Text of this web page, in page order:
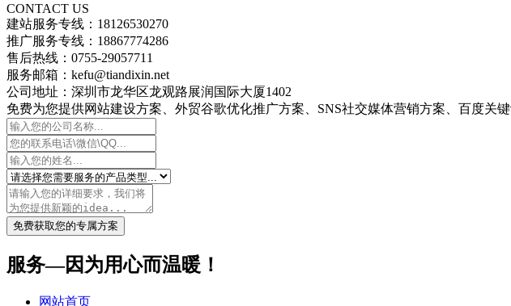
CONTACT US
建站服务专线：18126530270
推广服务专线：18867774286
售后热线：0755-29057711
服务邮箱：kefu@tiandixin.net
公司地址：深圳市龙华区龙观路展润国际大厦1402
免费为您提供网站建设方案、外贸谷歌优化推广方案、SNS社交媒体营销方案、百度关
免费获取您的专属方案
服务—因为用心而温暖！
网站首页